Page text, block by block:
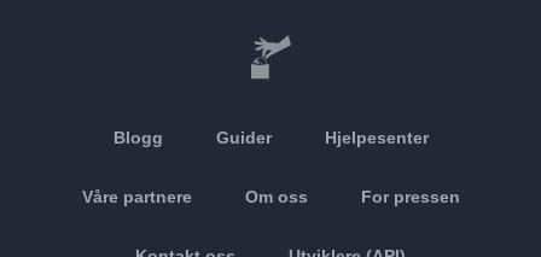
Blogg Guider Hjelpesenter
Våre partnere Om oss For pressen